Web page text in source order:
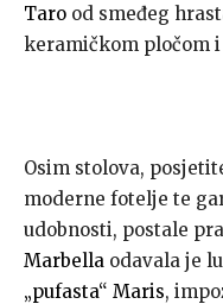
Taro od smeđeg
keramičkom pločom
Osim stolova,
moderne fotelje te
udobnosti, postale
Marbella odavala je
„pufasta“ Maris,